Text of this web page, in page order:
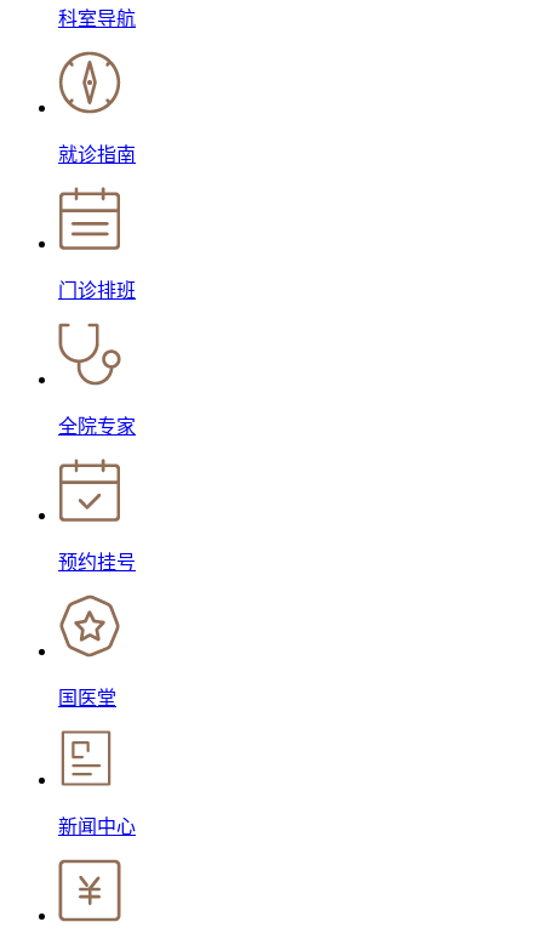
科室导航
就诊指南
门诊排班
全院专家
预约挂号
国医堂
新闻中心